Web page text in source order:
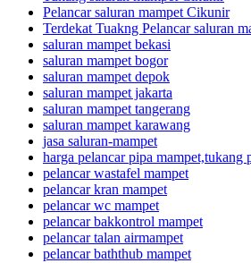
Pelancar saluran mampet Cikunir
Terdekat Tuakng Pelancar saluran
saluran mampet bekasi
saluran mampet bogor
saluran mampet depok
saluran mampet jakarta
saluran mampet tangerang
saluran mampet karawang
jasa saluran-mampet
harga pelancar pipa mampet,tukang
pelancar wastafel mampet
pelancar kran mampet
pelancar wc mampet
pelancar bakkontrol mampet
pelancar talan airmampet
pelancar baththub mampet